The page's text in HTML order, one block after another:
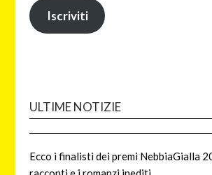
Iscriviti
ULTIME NOTIZIE
Ecco i finalisti dei premi NebbiaGialla